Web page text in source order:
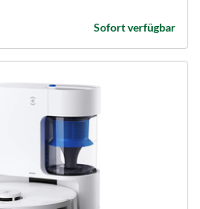
Sofort verfügbar